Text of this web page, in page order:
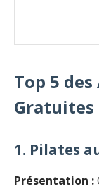
Top 5
Gratuites
1. Pilates
Présentation :